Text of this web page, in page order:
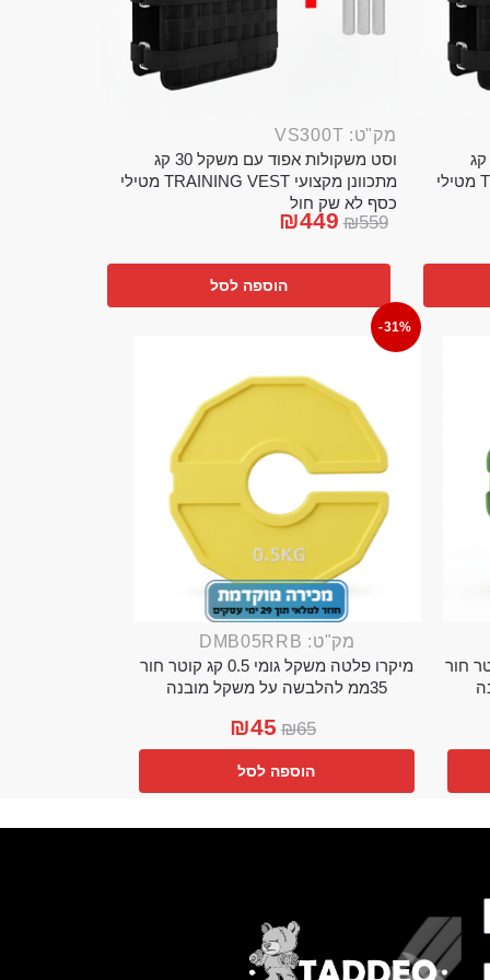
וסט משקולות אפוד עם משקל 20 קג
מתכוונן מקצועי TRAINING VEST מטילי
מק"ט: VS300T
וסט משקולות אפוד עם משקל 30 קג
מתכוונן מקצועי TRAINING VEST מטילי
כסף לא שק חול
₪559
₪449
הוספה לסל
0.25 קג קוטר חור
-31%
מק"ט: DMB05RRB
מיקרו פלטה משקל גומי 0.5 קג קוטר חור
35ממ להלבשה על משקל מובנה
₪65
₪45
הוספה לסל